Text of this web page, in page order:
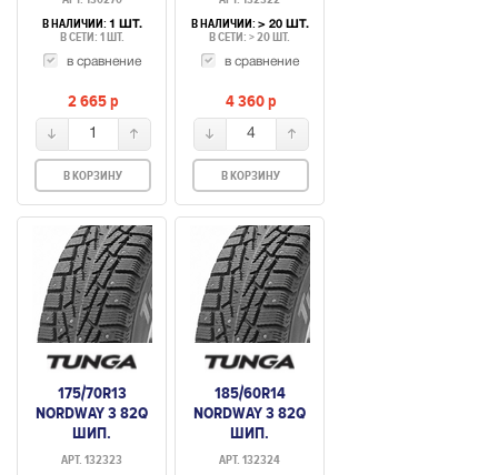
В НАЛИЧИИ: 1 ШТ.
В СЕТИ: 1 ШТ.
в сравнение
2 665p
1
В КОРЗИНУ
В НАЛИЧИИ: > 20 ШТ.
В СЕТИ: > 20 ШТ.
в сравнение
4 360p
4
В КОРЗИНУ
175/70R13
NORDWAY 3 82Q
ШИП.
АРТ. 132323
185/60R14
NORDWAY 3 82Q
ШИП.
АРТ. 132324